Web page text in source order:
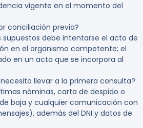
vigente en el momento del
conciliación previa?
supuestos debe intentarse el acto de
en el organismo competente; el
en un acta que se incorpora al
llevar a la primera consulta?
nóminas, carta de despido o
baja y cualquier comunicación con
además del DNI y datos de